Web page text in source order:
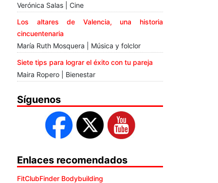
Verónica Salas | Cine
Los altares de Valencia, una historia
cincuentenaria
María Ruth Mosquera | Música y folclor
Siete tips para lograr el éxito con tu pareja
Maira Ropero | Bienestar
Síguenos
Enlaces recomendados
FitClubFinder Bodybuilding